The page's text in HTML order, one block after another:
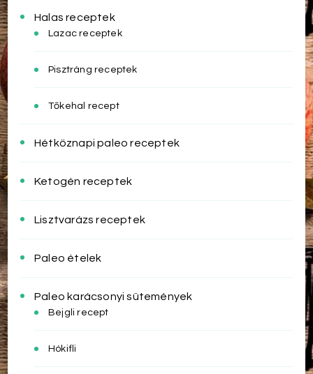
Halas receptek
Lazac receptek
Pisztráng receptek
Tőkehal recept
Hétköznapi paleo receptek
Ketogén receptek
Lisztvarázs receptek
Paleo ételek
Paleo karácsonyi sütemények
Bejgli recept
Hókifli